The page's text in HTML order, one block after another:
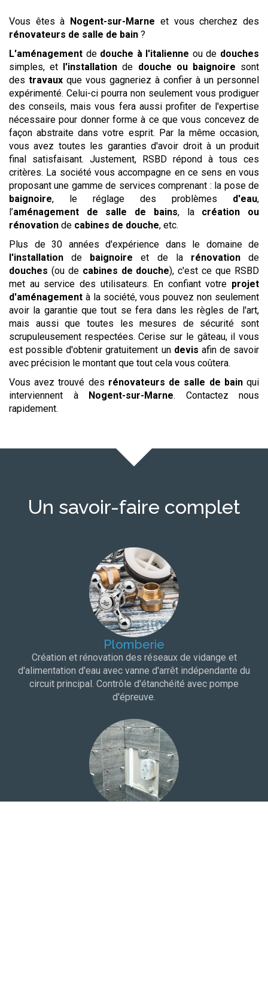
Vous êtes à Nogent-sur-Marne et vous cherchez des
rénovateurs de salle de bain ?
L'aménagement de douche à l'italienne ou de douches
simples, et
l'installation de douche ou baignoire sont
des travaux que vous gagneriez à confier à un personnel
expérimenté. Celui-ci pourra non seulement vous prodiguer
des conseils, mais vous fera aussi profiter de l'expertise
nécessaire pour donner forme à ce que vous concevez de
façon abstraite dans votre esprit. Par la même occasion,
vous avez toutes les garanties d'avoir droit à un produit
final satisfaisant. Justement, RSBD répond à tous ces
critères. La société vous accompagne en ce sens en vous
proposant une gamme de services comprenant : la pose de
baignoire, le réglage des problèmes d'eau,
l’aménagement de salle de bains, la création ou
rénovation de cabines de douche, etc.
Plus de 30 années d'expérience dans le domaine de
l'installation de baignoire et de la rénovationde
douches (ou de cabines de douche), c'est ce que RSBD
met au service des utilisateurs. En confiant votre projet
d'aménagement à la société, vous pouvez non seulement
avoir la garantie que tout se fera dans les règles de l'art,
mais aussi que toutes les mesures de sécurité sont
scrupuleusement respectées. Cerise sur le gâteau, il vous
est possible d'obtenir gratuitement un devis afin de savoir
avec précision le montant que tout cela vous coûtera.
Vous avez trouvé des rénovateurs de salle de bainqui
interviennent à
Nogent-sur-Marne. Contactez nous
rapidement.
Un savoir-faire complet
Plomberie
Création et rénovation des réseaux de vidange et
d'alimentation d'eau avec vanne d'arrêt indépendante du
circuit principal. Contrôle d'étanchéité avec pompe
d'épreuve.